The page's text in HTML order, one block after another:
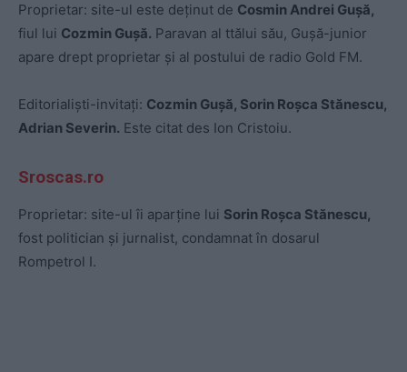
Proprietar: site-ul este deținut de Cosmin Andrei Gușă,
fiul lui Cozmin Gușă. Paravan al ttălui său, Gușă-junior
apare drept proprietar și al postului de radio Gold FM.
Editorialiști-invitați: Cozmin Gușă, Sorin Roșca Stănescu,
Adrian Severin. Este citat des Ion Cristoiu.
Sroscas.ro
Proprietar: site-ul îi aparține lui Sorin Roșca Stănescu,
fost politician și jurnalist, condamnat în dosarul
Rompetrol I.